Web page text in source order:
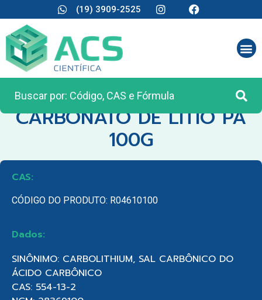
(19) 3909-2525
CATEGORIA:REAGENTES ANALÍTICOS
CARBONATO DE LITIO PA
100G
CAS:
CÓDIGO DO PRODUTO: R04610100
Dados:
SINÔNIMO: CARBOLITHIUM, SAL CARBÔNICO DO
ÁCIDO CARBÔNICO
CAS: 554-13-2